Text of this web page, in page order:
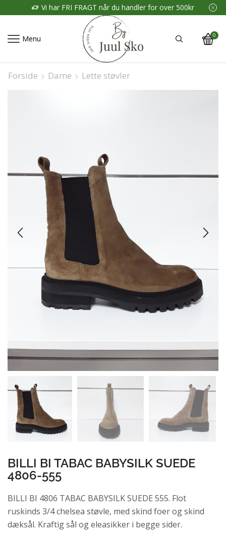
Vi har FRI FRAGT når du handler for over 500kr
Menu 0
Forside Dame Lette støvler
BILLI BI TABAC BABYSILK SUEDE
4806-555
BILLI BI 4806 TABAC BABYSILK SUEDE 555. Flot
ruskinds 3/4 chelsea støvle, med skind foer og skind
dæksål. Kraftig sål og eleasikker i begge sider.